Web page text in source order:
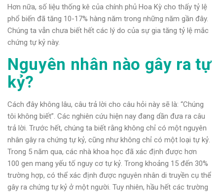
Hơn nữa, số liệu thống kê của chính phủ Hoa Kỳ cho thấy tỷ lệ
phổ biến đã tăng 10-17% hàng năm trong những năm gần đây.
Chúng ta vẫn chưa biết hết các lý do của sự gia tăng tỷ lệ mắc
chứng tự kỷ này.
Nguyên nhân nào gây ra tự
kỷ?
Cách đây không lâu, câu trả lời cho câu hỏi này sẽ là: “Chúng
tôi không biết”. Các nghiên cứu hiện nay đang dần đưa ra câu
trả lời. Trước hết, chúng ta biết rằng không chỉ có một nguyên
nhân gây ra chứng tự kỷ, cũng như không chỉ có một loại tự kỷ.
Trong 5 năm qua, các nhà khoa học đã xác định được hơn
100 gen mang yếu tố nguy cơ tự kỷ. Trong khoảng 15 đến 30%
trường hợp, có thể xác định được nguyên nhân di truyền cụ thể
gây ra chứng tự kỷ ở một người. Tuy nhiên, hầu hết các trường